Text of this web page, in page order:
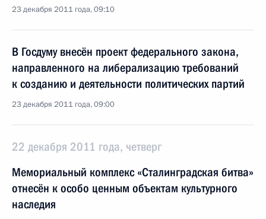
23 декабря 2011 года, 09:10
В Госдуму внесён проект федерального закона,
направленного на либерализацию требований
к созданию и деятельности политических партий
23 декабря 2011 года, 09:00
22 декабря 2011 года, четверг
Мемориальный комплекс «Сталинградская битва»
отнесён к особо ценным объектам культурного
наследия